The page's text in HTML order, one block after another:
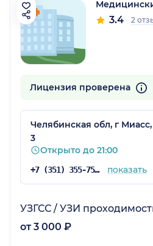
3.4 2
Лицензия проверена
Челябинская обл, г
3
Открыто до 21:00
+7 (351) 355-75-34 показать
УЗГСС / УЗИ
от 3 000 ₽